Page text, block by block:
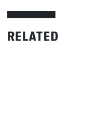
RELATED